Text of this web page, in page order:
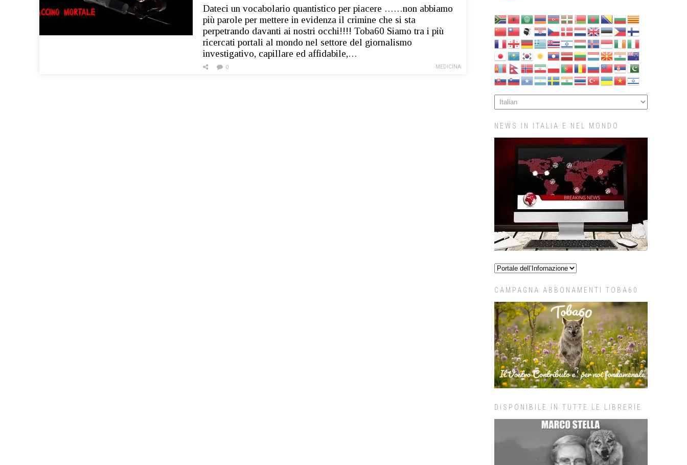
Dateci un vocabolario quantistico per piacere ……non abbiamo
più parole per mettere in evidenza il crimine che si sta
perpetrando davanti ai nostri occhi!!!! Toba60 Siamo tra i più
ricercati portali al mondo nel settore del giornalismo
investigativo, capillare ed affidabile,…
MEDICINA
0
NEWS IN ITALIA E NEL MONDO
CAMPAGNA ABBONAMENTI TOBA60
DISPONIBILE IN TUTTE LE LIBRERIE